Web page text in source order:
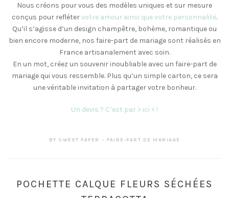
Nous créons pour vous des modèles uniques et sur mesure
conçus pour reflétervotre amour ainsi que votre personnalité.
Qu’il s’agisse d’un design champêtre, bohème, romantique ou
bien encore moderne, nos faire-part de mariage sont réalisés en
France artisanalement avec soin.
En un mot, créez un souvenir inoubliable avec un faire-part de
mariage qui vous ressemble. Plus qu’un simple carton, ce sera
une véritable invitation à partager votre bonheur.
Un devis ? C’est par > ici < !
BY SWEET PAPER FAIRE-PART DE MARIAGE
POCHETTE CALQUE FLEURS SÉCHÉES